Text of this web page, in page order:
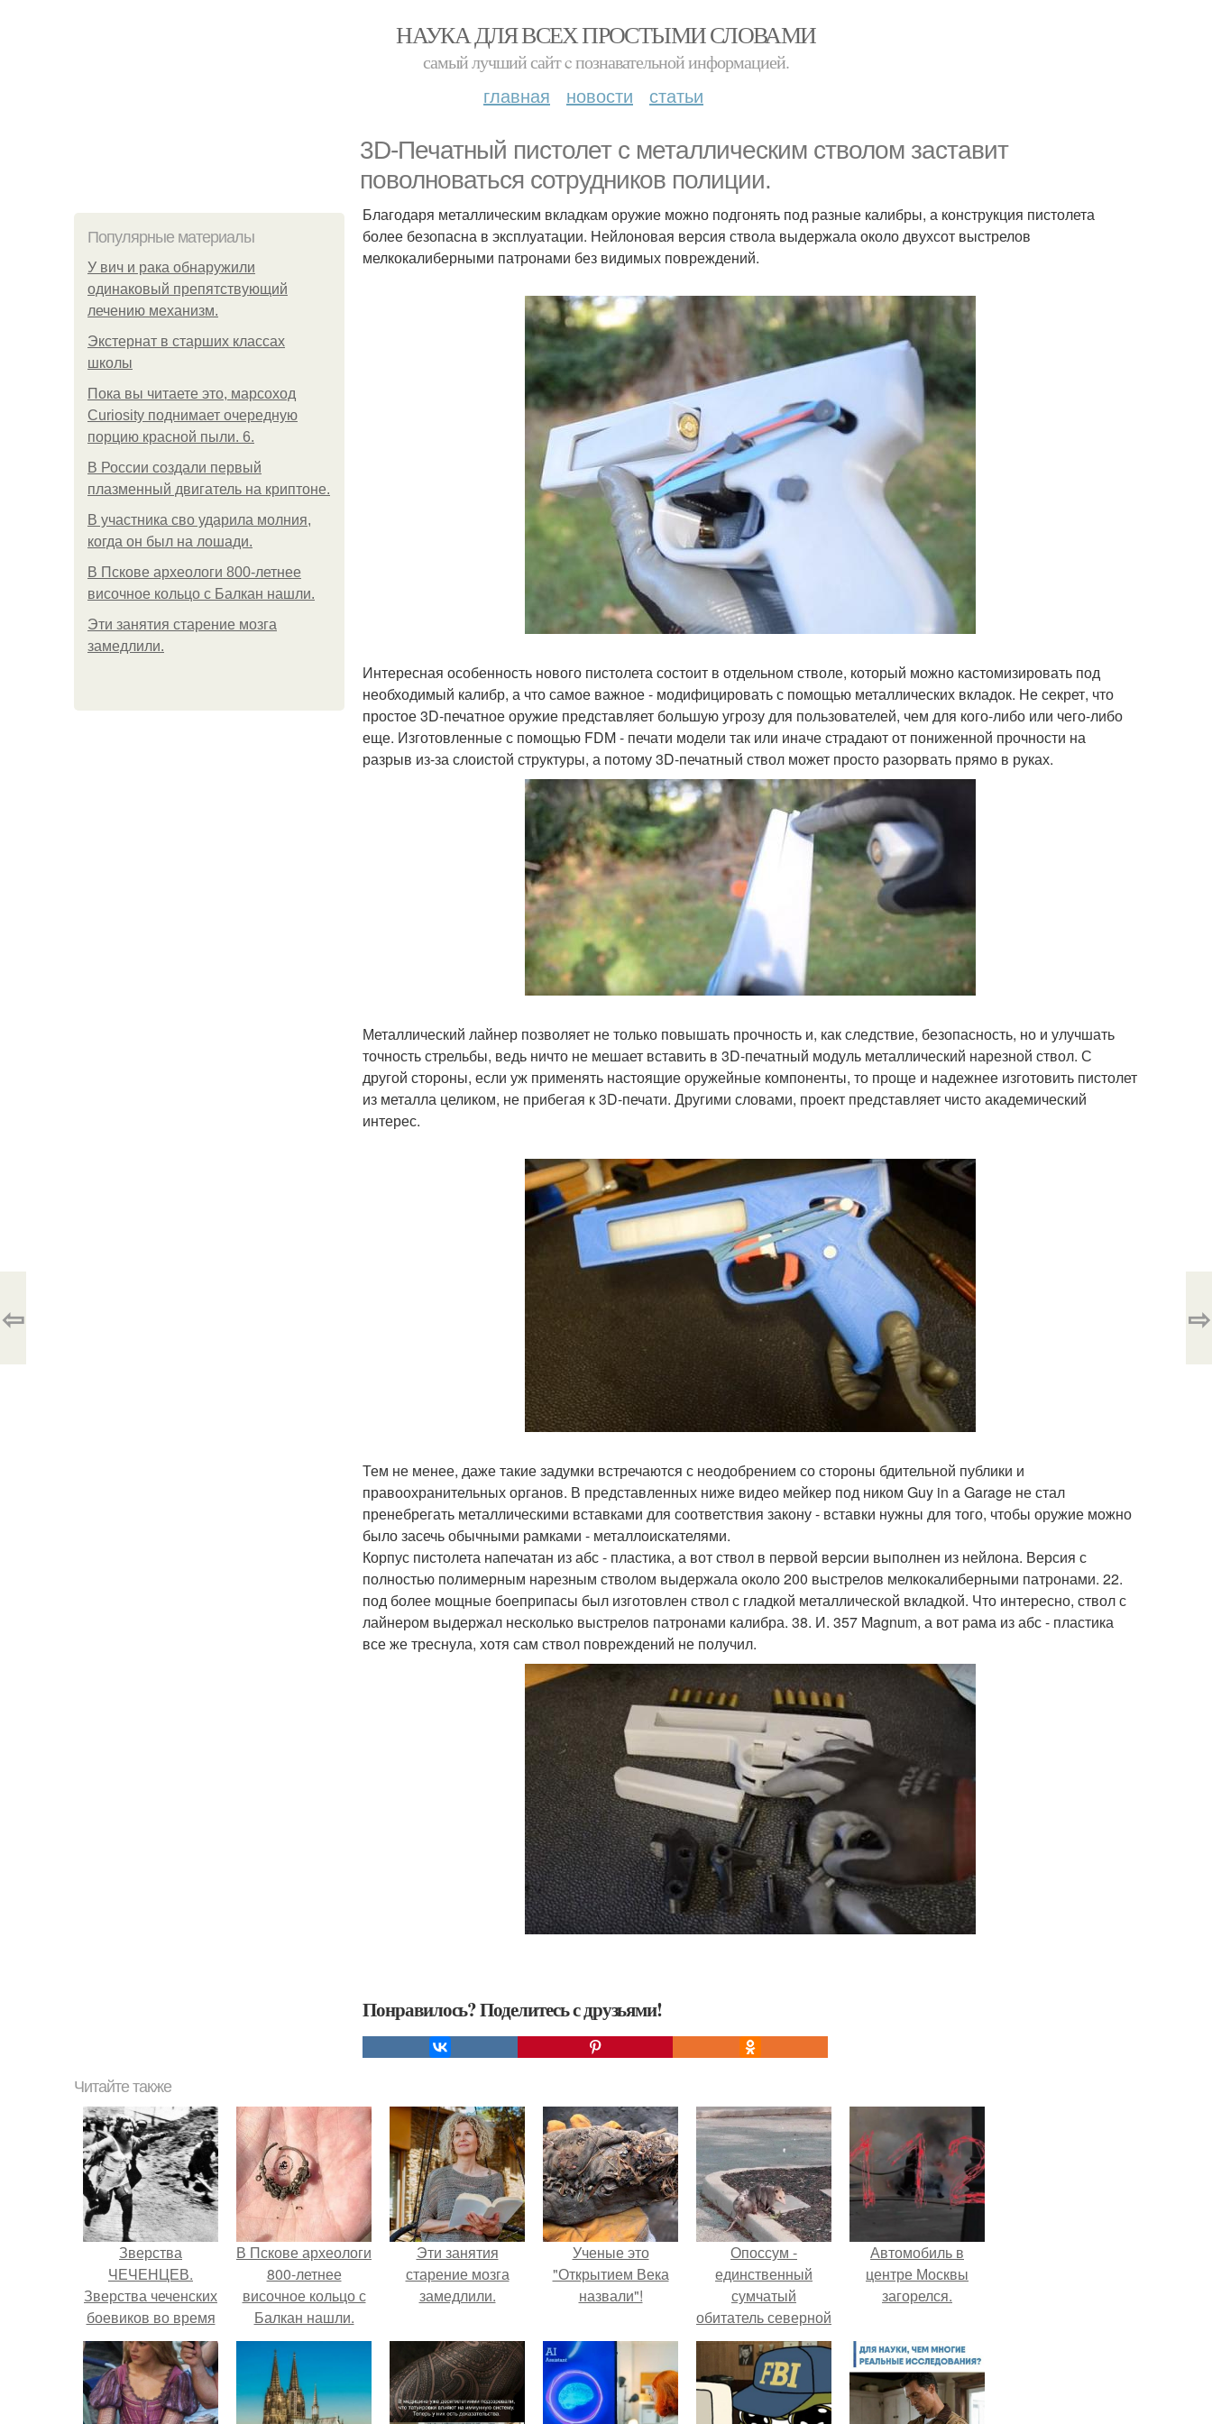
НАУКА ДЛЯ ВСЕХ ПРОСТЫМИ СЛОВАМИ
самый лучший сайт c познавательной информацией.
главная новости статьи
3D-Печатный пистолет с металлическим стволом заставит
поволноваться сотрудников полиции.
Популярные материалы
У вич и рака обнаружили
одинаковый препятствующий
лечению механизм.
Экстернат в старших классах
школы
Пока вы читаете это, марсоход
Curiosity поднимает очередную
порцию красной пыли. 6.
В России создали первый
плазменный двигатель на криптоне.
В участника сво ударила молния,
когда он был на лошади.
В Пскове археологи 800-летнее
височное кольцо с Балкан нашли.
Эти занятия старение мозга
замедлили.
Благодаря металлическим вкладкам оружие можно подгонять под разные калибры, а конструкция пистолета
более безопасна в эксплуатации. Нейлоновая версия ствола выдержала около двухсот выстрелов
мелкокалиберными патронами без видимых повреждений.
Интересная особенность нового пистолета состоит в отдельном стволе, который можно кастомизировать под
необходимый калибр, а что самое важное - модифицировать с помощью металлических вкладок. Не секрет, что
простое 3D-печатное оружие представляет большую угрозу для пользователей, чем для кого-либо или чего-либо
еще. Изготовленные с помощью FDM - печати модели так или иначе страдают от пониженной прочности на
разрыв из-за слоистой структуры, а потому 3D-печатный ствол может просто разорвать прямо в руках.
Металлический лайнер позволяет не только повышать прочность и, как следствие, безопасность, но и улучшать
точность стрельбы, ведь ничто не мешает вставить в 3D-печатный модуль металлический нарезной ствол. С
другой стороны, если уж применять настоящие оружейные компоненты, то проще и надежнее изготовить пистолет
из металла целиком, не прибегая к 3D-печати. Другими словами, проект представляет чисто академический
интерес.
Тем не менее, даже такие задумки встречаются с неодобрением со стороны бдительной публики и
правоохранительных органов. В представленных ниже видео мейкер под ником Guy in a Garage не стал
пренебрегать металлическими вставками для соответствия закону - вставки нужны для того, чтобы оружие можно
было засечь обычными рамками - металлоискателями.
Корпус пистолета напечатан из абс - пластика, а вот ствол в первой версии выполнен из нейлона. Версия с
полностью полимерным нарезным стволом выдержала около 200 выстрелов мелкокалиберными патронами. 22.
под более мощные боеприпасы был изготовлен ствол с гладкой металлической вкладкой. Что интересно, ствол с
лайнером выдержал несколько выстрелов патронами калибра. 38. И. 357 Magnum, а вот рама из абс - пластика
все же треснула, хотя сам ствол повреждений не получил.
Понравилось? Поделитесь с друзьями!
⇦ ⇨
Читайте также
Зверства
ЧЕЧЕНЦЕВ.
Зверства чеченских
боевиков во время
первой чеченской.
В Пскове археологи
800-летнее
височное кольцо с
Балкан нашли.
Эти занятия
старение мозга
замедлили.
Ученые это
"Открытием Века
назвали"!
Опоссум -
единственный
сумчатый
обитатель северной
америки.
Автомобиль в
центре Москвы
загорелся.